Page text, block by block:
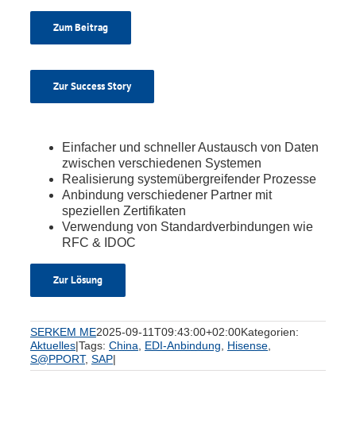
Zum Beitrag
Zur Success Story
Einfacher und schneller Austausch von Daten
zwischen verschiedenen Systemen
Realisierung systemübergreifender Prozesse
Anbindung verschiedener Partner mit
speziellen Zertifikaten
Verwendung von Standardverbindungen wie
RFC & IDOC
Zur Lösung
SERKEM ME2025-09-11T09:43:00+02:00Kategorien:
Aktuelles|Tags: China EDI-Anbindung Hisense
S@PPORT, SAP|